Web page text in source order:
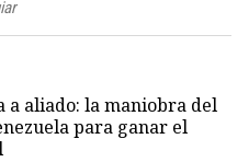
a aliado: la maniobra del
para ganar el